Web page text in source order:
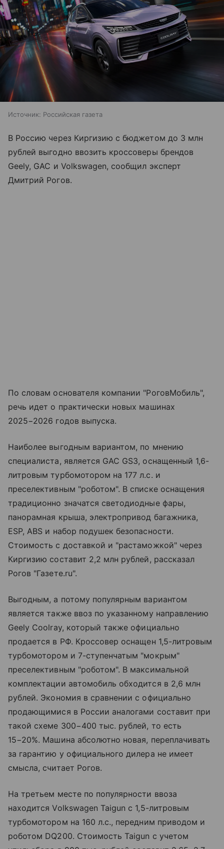
Источник: Российская газета
В Россию через Киргизию с бюджетом до 3 млн
рублей выгодно ввозить кроссоверы брендов
Geely, GAC и Volkswagen, сообщил эксперт
Дмитрий Рогов.
По словам основателя компании "РоговМобиль",
речь идет о практически новых машинах
2025−2026 годов выпуска.
Наиболее выгодным вариантом, по мнению
специалиста, является GAC GS3, оснащенный 1,6-
литровым турбомотором на 177 л.с. и
преселективным "роботом". В списке оснащения
традиционно значатся светодиодные фары,
панорамная крыша, электропривод багажника,
ESP, ABS и набор подушек безопасности.
Стоимость с доставкой и "растаможкой" через
Киргизию составит 2,2 млн рублей, рассказал
Рогов "Газете.ru".
Выгодным, а потому популярным вариантом
является также ввоз по указанному направлению
Geely Coolray, который также официально
продается в РФ. Кроссовер оснащен 1,5-литровым
турбомотором и 7-ступенчатым "мокрым"
преселективным "роботом". В максимальной
комплектации автомобиль обходится в 2,6 млн
рублей. Экономия в сравнении с официально
продающимися в России аналогами составит при
такой схеме 300−400 тыс. рублей, то есть
15−20%. Машина абсолютно новая, переплачивать
за гарантию у официального дилера не имеет
смысла, считает Рогов.
На третьем месте по популярности ввоза
находится Volkswagen Taigun с 1,5-литровым
турбомотором на 160 л.с., передним приводом и
роботом DQ200. Стоимость Taigun с учетом